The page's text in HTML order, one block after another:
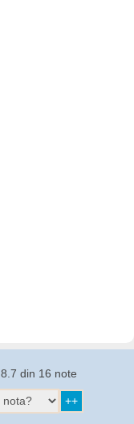
8.7 din 16 note